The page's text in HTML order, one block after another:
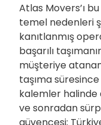
Atlas Movers’ı
temel nedenleri
kanıtlanmış
başarılı
müşteriye
taşıma
kalemler halinde
ve sonradan
güvencesi;